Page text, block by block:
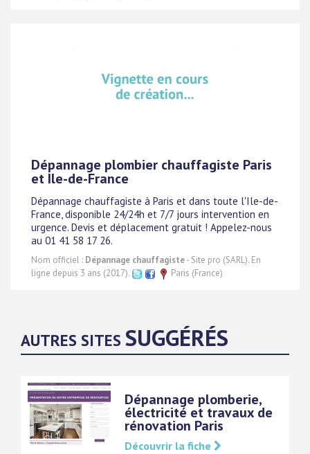
Dépannage plombier chauffagiste Paris
et Ile-de-France
Dépannage chauffagiste à Paris et dans toute l'Ile-de-
France, disponible 24/24h et 7/7 jours intervention en
urgence. Devis et déplacement gratuit ! Appelez-nous
au 01 41 58 17 26.
Nom officiel : Dépannage chauffagiste- Site pro (SARL). En
ligne depuis 3 ans (2017).
Paris (France)
AUTRES SITES SUGGÉRÉS
Dépannage plomberie,
électricité et travaux de
rénovation Paris
Découvrir la fiche